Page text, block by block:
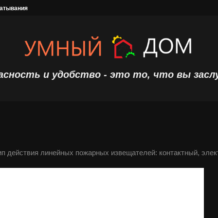
этажности: особенности —...
и удобство - это то, что вы
действия линейных пожарных извещателей: контактный,